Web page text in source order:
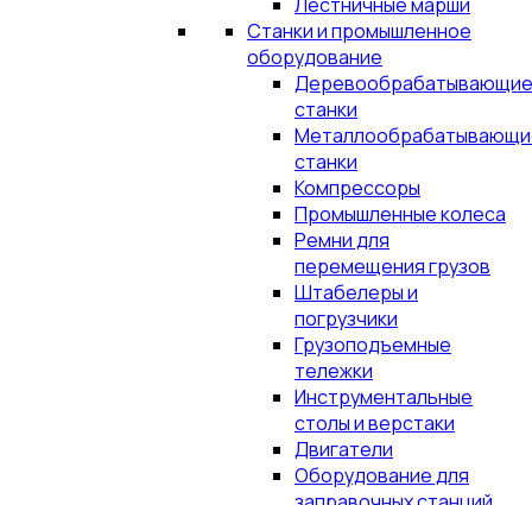
Станки и промышленное
оборудование
Деревообрабатывающие
станки
станки
Компрессоры
Промышленные колеса
Ремни для
перемещения грузов
Штабелеры и
погрузчики
Грузоподъемные
тележки
Инструментальные
столы и верстаки
Двигатели
Оборудование для